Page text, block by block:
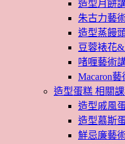
造型月餅
朱古力藝
造型蒸饅
豆蓉裱花&
啫喱藝術
Macaron
造型蛋糕 相關
造型戚風
造型慕斯
鮮忌廉藝